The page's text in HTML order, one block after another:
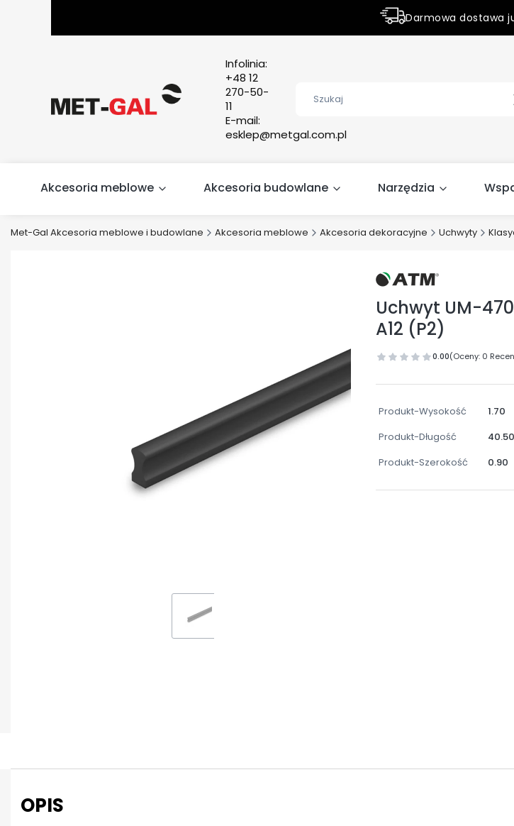
Darmowa dostawa
Infolinia:
+48 12
270-50-
11
E-mail:
esklep@metgal.com.pl
Akcesoria meblowe Akcesoria budowlane Narzędzia
Met-Gal Akcesoria meblowe i budowlane Akcesoria meblowe Akcesoria dekoracyjne Uchwyty
Uchwyt UM-
A12 (P2)
0.00(Oceny: 0
Produkt-Wysokość
1.70
Produkt-Długość
40.50
Produkt-Szerokość
0.90
OPIS